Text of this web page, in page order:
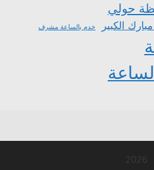
حولي
الكبير خدم بالساعة مشرف
2026